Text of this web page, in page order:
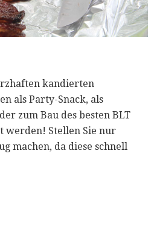
kandierten
als Party-Snack, als
zum Bau des besten BLT
werden! Stellen Sie nur
machen, da diese schnell